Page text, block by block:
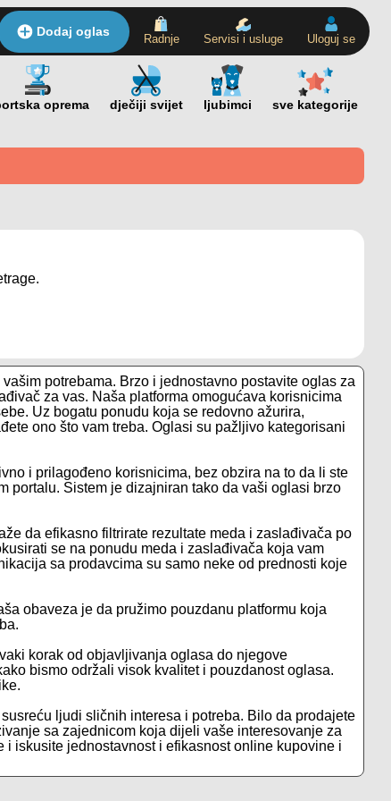
Dodaj oglas
Radnje Servisi i usluge Uloguj se
potrebama. Brzo i jednostavno postavite oglas za
za vas. Naša platforma omogućava korisnicima
Uz bogatu ponudu koja se redovno ažurira,
ono što vam treba. Oglasi su pažljivo kategorisani
i prilagođeno korisnicima, bez obzira na to da li ste
portalu. Sistem je dizajniran tako da vaši oglasi brzo
da efikasno filtrirate rezultate meda i zaslađivača po
se na ponudu meda i zaslađivača koja vam
sa prodavcima su samo neke od prednosti koje
obaveza je da pružimo pouzdanu platformu koja
korak od objavljivanja oglasa do njegove
bismo održali visok kvalitet i pouzdanost oglasa.
ljudi sličnih interesa i potreba. Bilo da prodajete
sa zajednicom koja dijeli vaše interesovanje za
iskusite jednostavnost i efikasnost online kupovine i